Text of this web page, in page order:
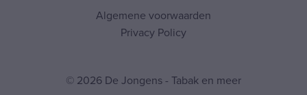
Algemene voorwaarden
Privacy Policy
© 2026 De Jongens - Tabak en meer